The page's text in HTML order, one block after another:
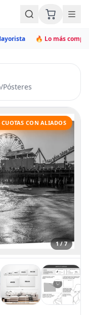
🔥 Lo más
/Pósteres
1 / 7
CUOTAS CON ALIADOS